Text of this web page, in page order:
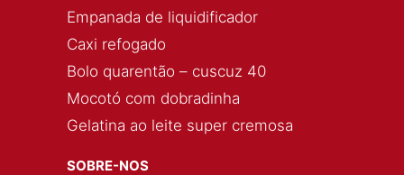
Empanada de liquidificador
Caxi refogado
Bolo quarentão – cuscuz 40
Mocotó com dobradinha
Gelatina ao leite super cremosa
SOBRE-NOS